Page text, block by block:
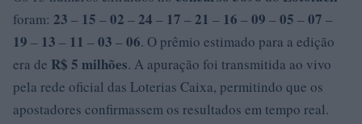
foram: 23 – 15 –02 –24 – 17 –21 – 16 –09 –05 –07 –
19 – 13 – 11 –03 –06. O prêmio estimado para a edição
era de R$ 5 milhões. A apuração foi transmitida ao vivo
pela rede oficial das Loterias Caixa, permitindo que os
apostadores confirmassem os resultados em tempo real.